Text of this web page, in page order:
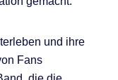
und ihre
Fans